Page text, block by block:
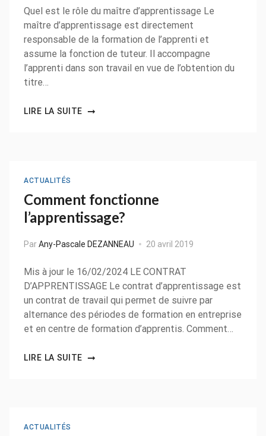
Quel est le rôle du maître d’apprentissage Le
maître d’apprentissage est directement
responsable de la formation de l’apprenti et
assume la fonction de tuteur. Il accompagne
l’apprenti dans son travail en vue de l’obtention du
titre…
LIRE LA SUITE
ACTUALITÉS
Comment fonctionne
l’apprentissage?
ParAny-Pascale DEZANNEAU 20 avril 2019
Mis à jour le 16/02/2024 LE CONTRAT
D’APPRENTISSAGE Le contrat d’apprentissage est
un contrat de travail qui permet de suivre par
alternance des périodes de formation en entreprise
et en centre de formation d’apprentis. Comment…
LIRE LA SUITE
ACTUALITÉS